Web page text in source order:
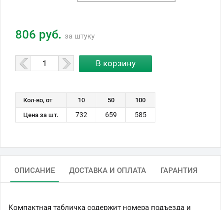
806 руб. за штуку
Кол-во, от 10 50
100
Цена за шт.
732 659 585
ОПИСАНИЕ ДОСТАВКА И ОПЛАТА ГАРАНТИЯ
Компактная табличка содержит номера подъезда и